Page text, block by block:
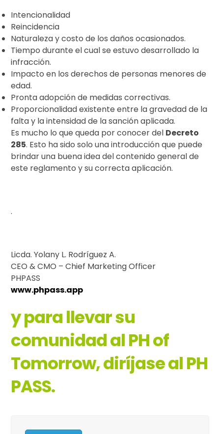
Intencionalidad
Reincidencia
Naturaleza y costo de los daños ocasionados.
Tiempo durante el cual se estuvo desarrollado la
infracción.
Impacto en los derechos de personas menores de
edad.
Pronta adopción de medidas correctivas.
Proporcionalidad existente entre la gravedad de la
falta y la intensidad de la sanción aplicada.
Es mucho lo que queda por conocer del Decreto
285. Esto ha sido solo una introducción que puede
brindar una buena idea del contenido general de
este reglamento y su correcta aplicación.
.
Licda. Yolany L. Rodríguez A.
CEO & CMO – Chief Marketing Officer
PHPASS
www.phpass.app
y para llevar su
comunidad al PH of
Tomorrow, diríjase al PH
PASS.